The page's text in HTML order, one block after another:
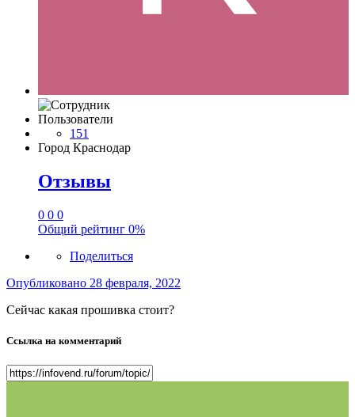
Пользователи
151
Город Краснодар
Отзывы
0 0 0
Общий рейтинг 0%
Поделиться
Опубликовано 28 февраля, 2022
Сейчас какая прошивка стоит?
Ссылка на комментарий